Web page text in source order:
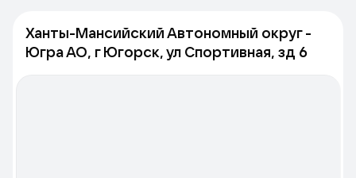
Ханты-Мансийский Автономный округ -
Югра АО, г Югорск, ул Спортивная, зд 6